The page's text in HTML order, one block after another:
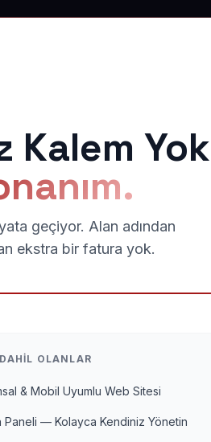
Kalem
geçiyor. Alan adından
ekstra bir fatura yok.
OLANLAR
& Mobil Uyumlu Web Sitesi
Paneli — Kolayca Kendiniz Yönetin